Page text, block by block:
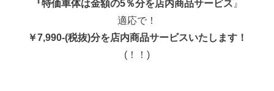
『特価車体は金額の5％分を店内商品サービス 』
適応で！
￥7,990-(税抜)分を店内商品サービスいたします！
(！！)